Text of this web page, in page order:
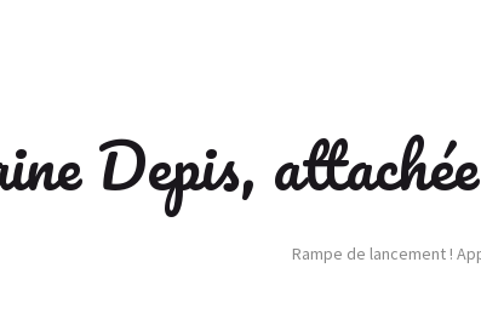
Depis,
Rampe de lancement !